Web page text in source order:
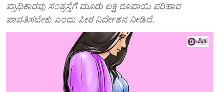
ಪ್ರಾಧಿಕಾರವು ಸಂತ್ರಸ್ತೆಗೆ ಮೂರು ಲಕ್ಷ ರೂಪಾಯಿ ಪರಿಹಾರ
ಪಾವತಿಸಬೇಕು ಎಂದು ಪೀಠ ನಿರ್ದೇಶನ ನೀಡಿದೆ.